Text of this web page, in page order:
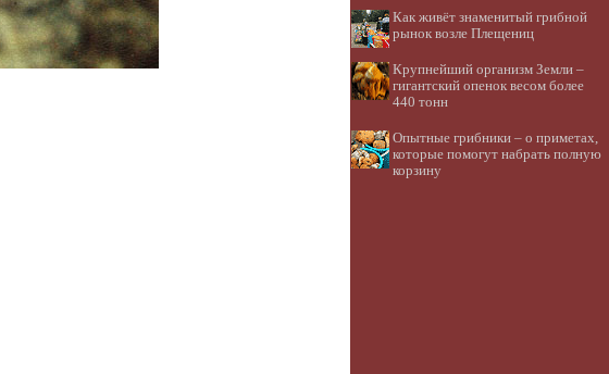
Как живёт знаменитый грибной
рынок возле Плещениц
Крупнейший организм Земли –
гигантский опенок весом более
440 тонн
Опытные грибники – о приметах,
которые помогут набрать полную
корзину